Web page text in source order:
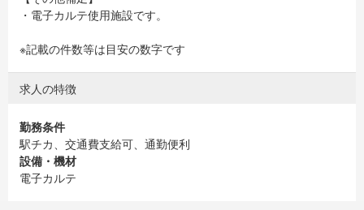
・電子カルテ使用施設です。
※記載の件数等は目安の数字です
求人の特徴
勤務条件
駅チカ、交通費支給可、通勤便利
設備・機材
電子カルテ